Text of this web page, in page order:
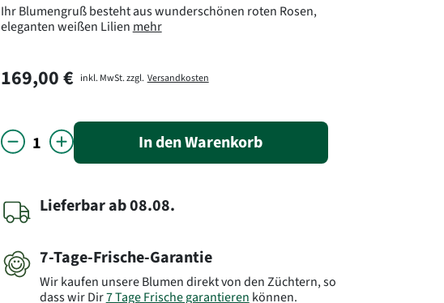
Ihr Blumengruß besteht aus wunderschönen roten Rosen,
eleganten weißen Lilien mehr
169,00 € inkl. MwSt. zzgl. Versandkosten
In den Warenkorb
Lieferbarab08.08.
7-Tage-Frische-Garantie
Wir kaufen unsere Blumen direkt von den Züchtern, so
dass wir Dir7 Tage Frische garantieren können.